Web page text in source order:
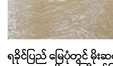
ရခိုင်ပြည် မြေပုံတွင် မို